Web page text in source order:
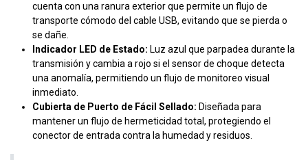
cuenta con una ranura exterior que permite un flujo de
transporte cómodo del cable USB, evitando que se pierda o
se dañe.
Indicador LED de Estado: Luz azul que parpadea durante la
transmisión y cambia a rojo si el sensor de choque detecta
una anomalía, permitiendo un flujo de monitoreo visual
inmediato.
Cubierta de Puerto de Fácil Sellado: Diseñada para
mantener un flujo de hermeticidad total, protegiendo el
conector de entrada contra la humedad y residuos.